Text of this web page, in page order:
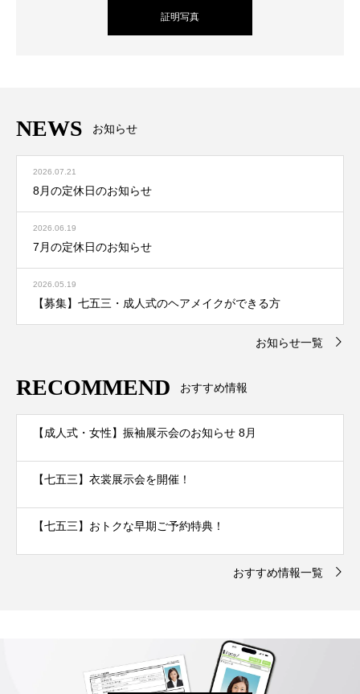
証明写真
NEWS お知らせ
2026.07.21
8月の定休日のお知らせ
2026.06.19
7月の定休日のお知らせ
2026.05.19
【募集】七五三・成人式のヘアメイクができる方
お知らせ一覧
RECOMMEND おすすめ情報
【成人式・女性】振袖展示会のお知らせ 8月
【七五三】衣裳展示会を開催！
【七五三】おトクな早期ご予約特典！
おすすめ情報一覧